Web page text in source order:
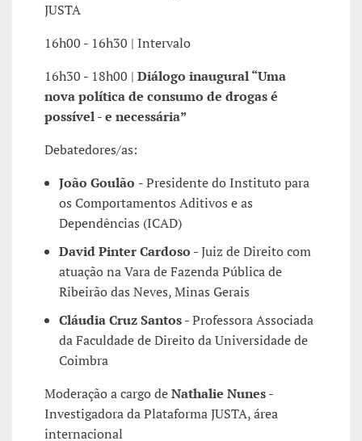
JUSTA
16h00 - 16h30 | Intervalo
16h30 - 18h00 | Diálogo inaugural “Uma
nova política de consumo de drogas é
possível - e necessária”
Debatedores/as:
João Goulão - Presidente do Instituto para
os Comportamentos Aditivos e as
Dependências (ICAD)
David Pinter Cardoso - Juiz de Direito com
atuação na Vara de Fazenda Pública de
Ribeirão das Neves, Minas Gerais
Cláudia Cruz Santos- Professora Associada
da Faculdade de Direito da Universidade de
Coimbra
Moderação a cargo deNathalie Nunes-
Investigadora da Plataforma JUSTA, área
internacional